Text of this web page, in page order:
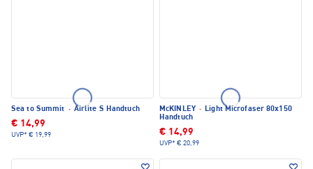
Sea to Summit · Airlite S Handtuch
€ 14,99
UVP* € 19,99
McKINLEY · Light Microfaser 80x150
Handtuch
€ 14,99
UVP* € 20,99